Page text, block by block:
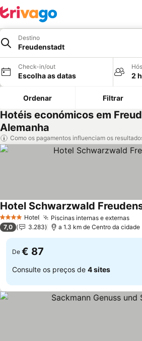
Destino
Freudenstadt
Check-in/out
Escolha as datas 2
Ordenar Filtrar
Hotéis económicos em
Alemanha
Como os pagamentos influenciam os
4 EstrelasHotel Piscinas internas e externas
Hotel Schwarzwald
7,0 3.283 a 1.3 km de Centro da cidade
De € 87
Consulte os preços de 4 sites